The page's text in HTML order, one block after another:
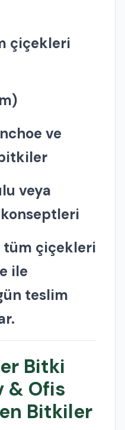
çiçekleri
ve
veya
konseptleri
tüm çiçekleri
ile
teslim
Bitki
& Ofis
Bitkiler